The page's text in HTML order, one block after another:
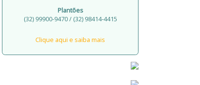
Plantões
(32) 99900-9470 / (32) 98414-4415
Clique aqui e saiba mais